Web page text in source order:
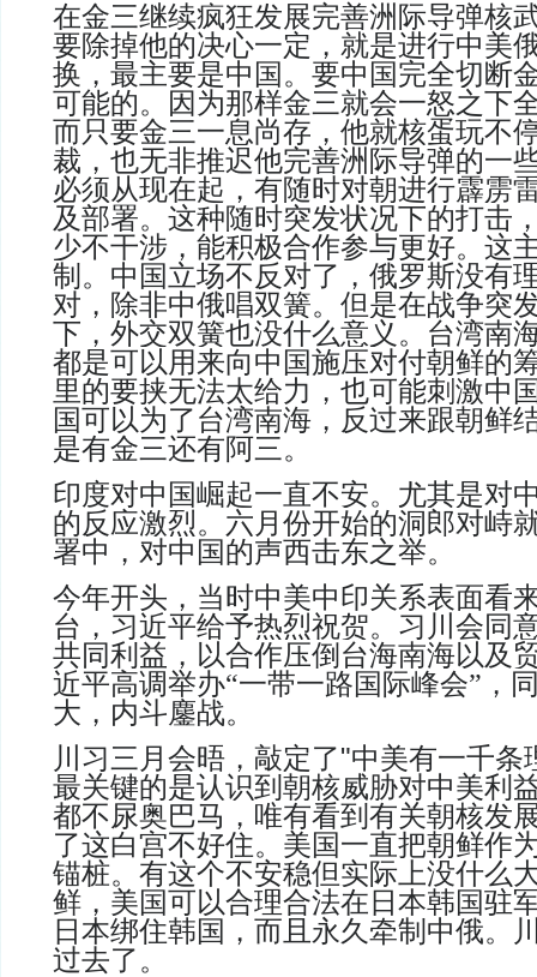
在金三继续疯狂发展完善洲际导弹核
要除掉他的决心一定，就是进行中美
换，最主要是中国。要中国完全切断
可能的。因为那样金三就会一怒之下
而只要金三一息尚存，他就核蛋玩不
裁，也无非推迟他完善洲际导弹的一
必须从现在起，有随时对朝进行霹雳
及部署。这种随时突发状况下的打击
少不干涉，能积极合作参与更好。这
制。中国立场不反对了，俄罗斯没有
对，除非中俄唱双簧。但是在战争突
下，外交双簧也没什么意义。台湾南
都是可以用来向中国施压对付朝鲜的
里的要挟无法太给力，也可能刺激中
国可以为了台湾南海，反过来跟朝鲜
是有金三还有阿三。
印度对中国崛起一直不安。尤其是对
的反应激烈。六月份开始的洞郎对峙
署中，对中国的声西击东之举。
今年开头，当时中美中印关系表面看
台，习近平给予热烈祝贺。习川会同
共同利益，以合作压倒台海南海以及
近平高调举办“一带一路国际峰会”，
大 ，内斗鏖战。
川习三月会晤，敲定了"中美有一千条
最关键的是认识到朝核威胁对中美利
都不尿奥巴马，唯有看到有关朝核发
了这白宫不好住。美国一直把朝鲜作
锚桩。有这个不安稳但实际上没什么
鲜，美国可以合理合法在日本韩国驻
日本绑住韩国，而且永久牵制中俄。
过去了。